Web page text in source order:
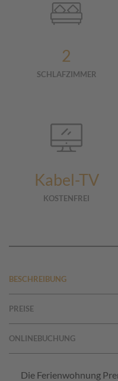
2
SCHLAFZIMMER
Kabel-TV
KOSTENFREI
BESCHREIBUNG
PREISE
ONLINEBUCHUNG
Die Ferienwohnung